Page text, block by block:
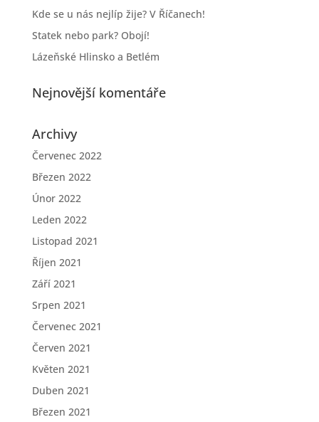
Kde se u nás nejlíp žije? V Říčanech!
Statek nebo park? Obojí!
Lázeňské Hlinsko a Betlém
Nejnovější komentáře
Archivy
Červenec 2022
Březen 2022
Únor 2022
Leden 2022
Listopad 2021
Říjen 2021
Září 2021
Srpen 2021
Červenec 2021
Červen 2021
Květen 2021
Duben 2021
Březen 2021